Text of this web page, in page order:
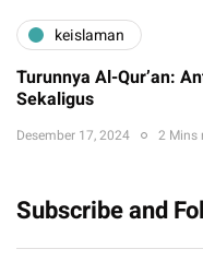
keislaman
Turunnya Al-Qur’an:
Sekaligus
Desember 17, 2024 2 Mins
Subscribe and